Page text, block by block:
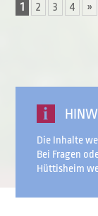
1 2 3 4 »
Die Inhalte
Bei Fragen
Hüttisheim